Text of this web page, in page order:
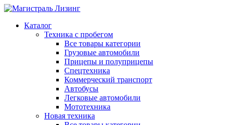
Каталог
Техника с пробегом
Все товары категории
Грузовые автомобили
Прицепы и полуприцепы
Спецтехника
Коммерческий транспорт
Автобусы
Легковые автомобили
Мототехника
Новая техника